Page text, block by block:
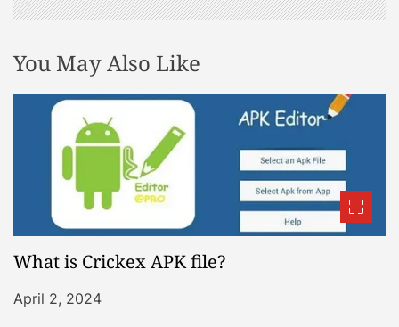
You May Also Like
What is Crickex APK file?
April 2, 2024